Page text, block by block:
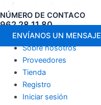
NÚMERO DE CONTACO
962 28 11 80
ENVÍANOS UN MENSAJE
Sobre nosotros
Proveedores
Tienda
Registro
Iniciar sesión